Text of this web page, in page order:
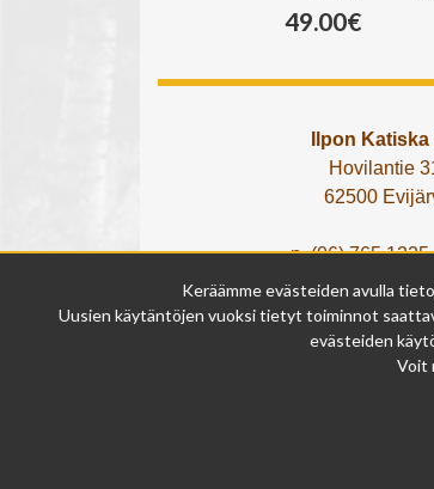
49.00€
Ilpon Katiska
Hovilantie
62500
p. (06) 765 1225
tai lähetä What's
y-tunnus:
Keräämme evästeiden avulla
Uusien käytäntöjen vuoksi tietyt toiminnot
evästeiden
Voit